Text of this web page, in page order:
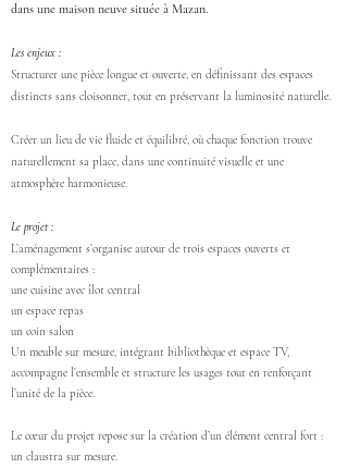
dans une maison neuve située à Mazan.
Les enjeux :
Structurer une pièce longue et ouverte, en définissant des espaces
distincts sans cloisonner, tout en préservant la luminosité naturelle.
Créer un lieu de vie fluide et équilibré, où chaque fonction trouve
naturellement sa place, dans une continuité visuelle et une
atmosphère harmonieuse.
Le projet :
L’aménagement s’organise autour de trois espaces ouverts et
complémentaires :
une cuisine avec îlot central
un espace repas
un coin salon
Un meuble sur mesure, intégrant bibliothèque et espace TV,
accompagne l’ensemble et structure les usages tout en renforçant
l’unité de la pièce.
Le cœur du projet repose sur la création d’un élément central fort :
un claustra sur mesure.